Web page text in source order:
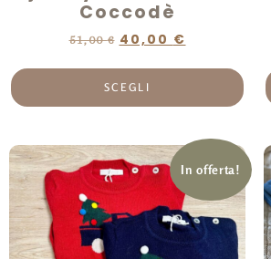
Coccodè
51,00€ 40,00 €
SCEGLI
In offerta!